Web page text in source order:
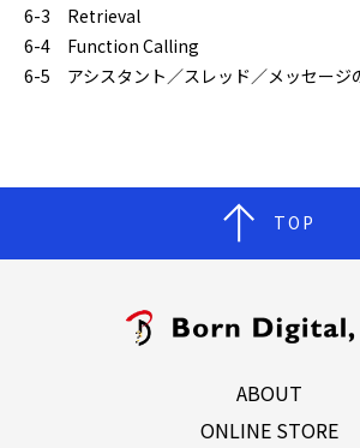
6-3 Retrieval
6-4 Function Calling
6-5 アシスタント／スレッド／メッセージ
TOP
ABOUT
ONLINE STORE